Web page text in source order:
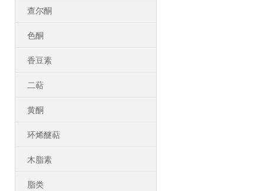
查尔酮
色酮
香豆素
二萜
黄酮
环烯醚萜
木脂素
脂类